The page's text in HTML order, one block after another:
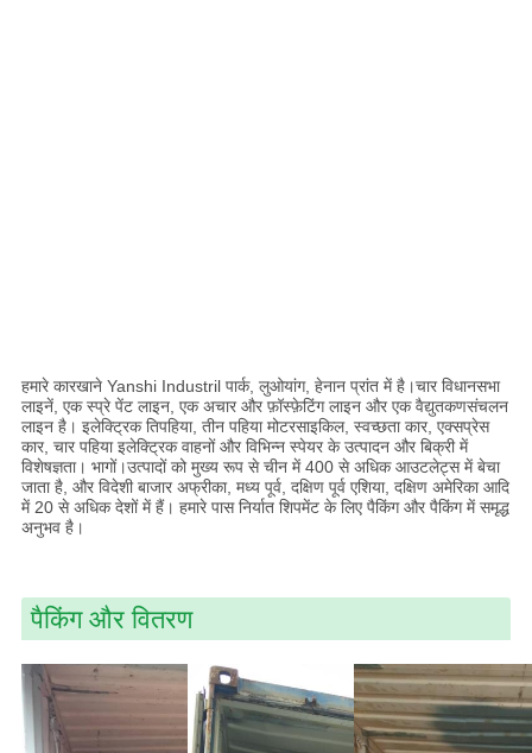
हमारे कारखाने Yanshi Industril पार्क, लुओयांग, हेनान प्रांत में है।चार विधानसभा
लाइनें, एक स्प्रे पेंट लाइन, एक अचार और फ़ॉस्फ़ेटिंग लाइन और एक वैद्युतकणसंचलन
लाइन है। इलेक्ट्रिक तिपहिया, तीन पहिया मोटरसाइकिल, स्वच्छता कार, एक्सप्रेस
कार, चार पहिया इलेक्ट्रिक वाहनों और विभिन्न स्पेयर के उत्पादन और बिक्री में
विशेषज्ञता। भागों।उत्पादों को मुख्य रूप से चीन में 400 से अधिक आउटलेट्स में बेचा
जाता है, और विदेशी बाजार अफ्रीका, मध्य पूर्व, दक्षिण पूर्व एशिया, दक्षिण अमेरिका आदि
में 20 से अधिक देशों में हैं। हमारे पास निर्यात शिपमेंट के लिए पैकिंग और पैकिंग में समृद्ध
अनुभव है।
पैकिंग और वितरण